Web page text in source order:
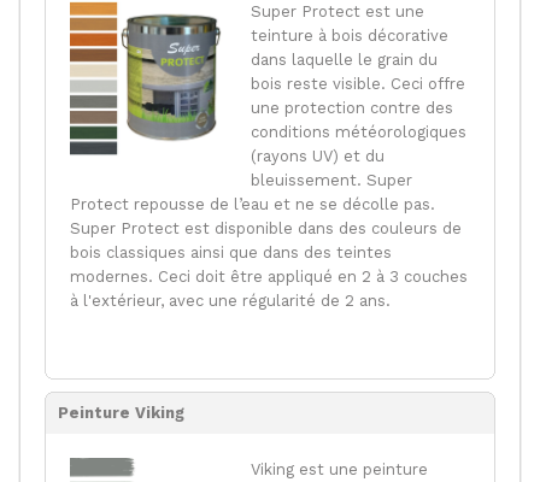
Super Protect est une
teinture à bois décorative
dans laquelle le grain du
bois reste visible. Ceci offre
une protection contre des
conditions météorologiques
(rayons UV) et du
bleuissement. Super
Protect repousse de l’eau et ne se décolle pas.
Super Protect est disponible dans des couleurs de
bois classiques ainsi que dans des teintes
modernes. Ceci doit être appliqué en 2 à 3 couches
à l'extérieur, avec une régularité de 2 ans.
Peinture Viking
Viking est une peinture